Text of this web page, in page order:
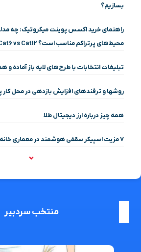
بسازیم؟
راهنمای خرید اکسس پوینت میکروتیک: چه
محیط‌های پرتراکم مناسب است؟ Cat4 vs Cat6 vs Cat12
تبلیغات انتخابات با طرح‌های لایه باز آماده و
روشها و ترفندهای افزایش بازدهی در محل کار
همه چیز درباره ارز دیجیتال طلا
۷ مزیت اسپیکر سقفی هوشمند در معماری خانه‌ های مدرن
منتخب سردبیر